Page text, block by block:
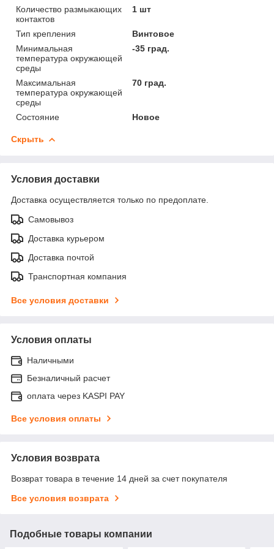
Количество размыкающих
контактов
1 шт
Тип крепления
Винтовое
Минимальная
температура окружающей
среды
-35 град.
Максимальная
температура окружающей
среды
70 град.
Состояние Новое
Скрыть
Условия доставки
Доставка осуществляется только по предоплате.
Самовывоз
Доставка курьером
Доставка почтой
Транспортная компания
Все условия доставки
Условия оплаты
Наличными
Безналичный расчет
оплата через KASPI PAY
Все условия оплаты
Условия возврата
Возврат товара в течение 14 дней за счет покупателя
Все условия возврата
Подобные товары компании